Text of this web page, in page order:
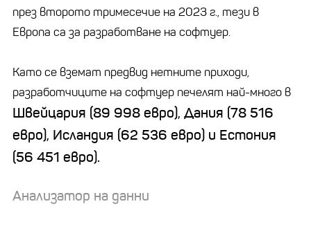
през второто тримесечие на 2023 г., тези в
Европа са за разработване на софтуер.
Като се вземат предвид нетните приходи,
разработчиците на софтуер печелят най-много в
Швейцария (89 998 евро), Дания (78 516
евро), Исландия (62 536 евро) и Естония
(56 451 евро).
Анализатор на данни